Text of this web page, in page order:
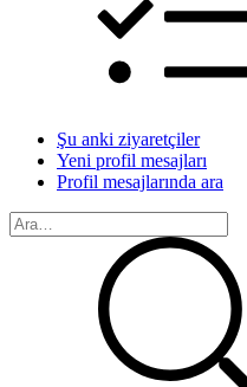
Şu anki ziyaretçiler
Yeni profil mesajları
Profil mesajlarında ara